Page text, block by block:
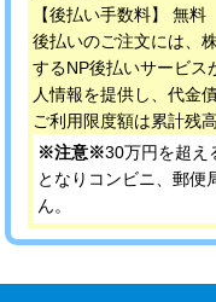
【後払い手数料】 無料
後払いのご注文には、
するNP後払いサービス
人情報を提供し、代金
ご利用限度額は累計残
※注意※30万円を超え
となりコンビニ、郵便
ん。